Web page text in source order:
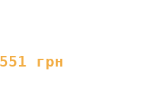
551 грн